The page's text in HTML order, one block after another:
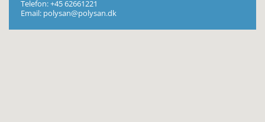
Telefon:+45 62661221
Email: polysan@polysan.dk